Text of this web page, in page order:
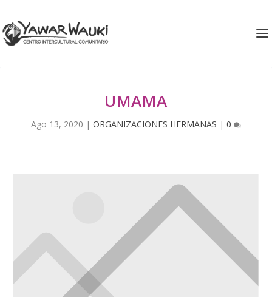
UMAMA
Ago 13, 2020 | ORGANIZACIONES HERMANAS | 0